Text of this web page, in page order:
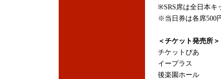
※SRS席は全日本キ
※当日券は各席500
＜チケット発売所＞
チケットぴあ
イープラス
後楽園ホール